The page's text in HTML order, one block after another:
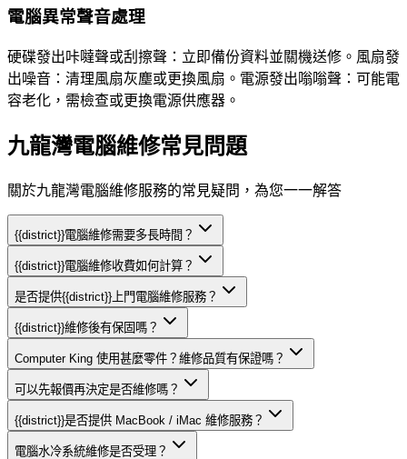
電腦異常聲音處理
硬碟發出咔噠聲或刮擦聲：立即備份資料並關機送修。風扇發
出噪音：清理風扇灰塵或更換風扇。電源發出嗡嗡聲：可能電
容老化，需檢查或更換電源供應器。
九龍灣電腦維修常見問題
關於九龍灣電腦維修服務的常見疑問，為您一一解答
{{district}}電腦維修需要多長時間？
{{district}}電腦維修收費如何計算？
是否提供{{district}}上門電腦維修服務？
{{district}}維修後有保固嗎？
Computer King 使用甚麼零件？維修品質有保證嗎？
可以先報價再決定是否維修嗎？
{{district}}是否提供 MacBook / iMac 維修服務？
電腦水冷系統維修是否受理？